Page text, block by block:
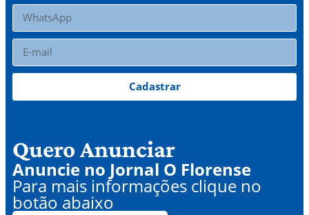
Cadastrar
Quero Anunciar
Anuncie no Jornal O Florense
Para mais informações clique no
botão abaixo